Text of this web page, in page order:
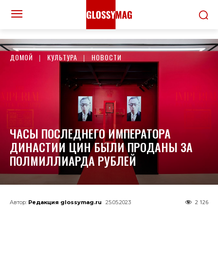
ДОМОЙ КУЛЬТУРА НОВОСТИ
ЧАСЫ ПОСЛЕДНЕГО ИМПЕРАТОРА
ДИНАСТИИ ЦИН БЫЛИ ПРОДАНЫ ЗА
ПОЛМИЛЛИАРДА РУБЛЕЙ
Автор: Редакция glossymag.ru 25.05.2023 2 126